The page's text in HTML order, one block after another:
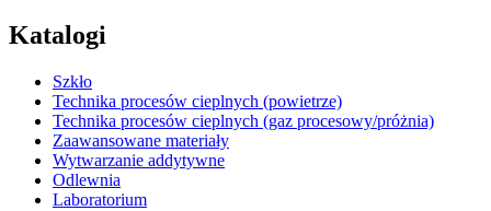
Katalogi
Szkło
Technika procesów cieplnych (powietrze)
Technika procesów cieplnych (gaz procesowy/próżnia)
Zaawansowane materiały
Wytwarzanie addytywne
Odlewnia
Laboratorium